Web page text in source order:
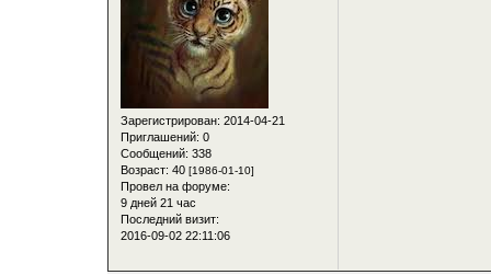
Зарегистрирован: 2014-04-21
Приглашений: 0
Сообщений: 338
Возраст: 40 [1986-01-10]
Провел на форуме:
9 дней 21 час
Последний визит:
2016-09-02 22:11:06